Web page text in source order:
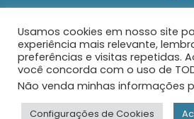
Rua Maria de Souza Santos Nº
Tabuleiro – Barra
© 2026 - Nos Bastidores do Pier
reservados.
Usamos cookies em nosso site
experiência mais relevante,
preferências e visitas repetidas.
você concorda com o uso de
Não venda minhas informações
Configurações de Cookies